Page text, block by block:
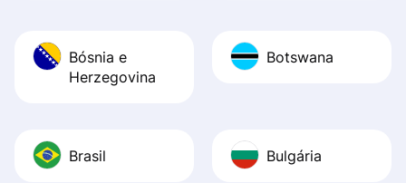
Bósnia e
Herzegovina
Botswana
Brasil Bulgária